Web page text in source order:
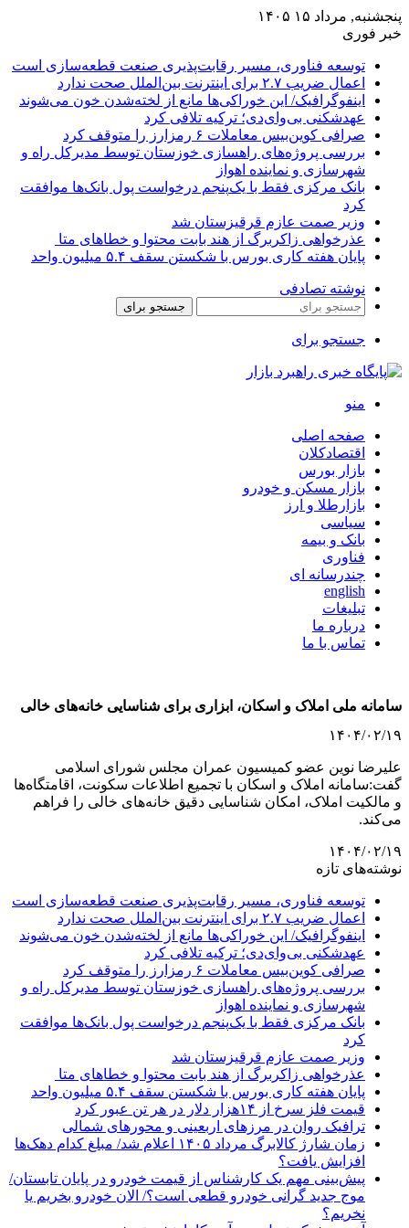
پنجشنبه, مرداد ۱۵ ۱۴۰۵
خبر فوری
توسعه فناوری، مسیر رقابت‌پذیری صنعت قطعه‌سازی است
اعمال ضریب ۲.۷ برای اینترنت بین‌الملل صحت ندارد
اینفوگرافیک/ این خوراکی‌ها مانع از لخته‌شدن خون می‌شوند
عهدشکنی بی‌وای‌دی؛ ترکیه تلافی کرد
صرافی کوین‌بیس معاملات ۶ رمزارز را متوقف کرد
بررسی پروژه‌های راهسازی خوزستان توسط مدیرکل راه و
شهرسازی و نماینده اهواز
بانک مرکزی فقط با یک‌‎پنجم درخواست پول بانک‌ها موافقت
کرد
وزیر صمت عازم قرقیزستان شد
عذرخواهی زاکربرگ از هند بابت محتوا و خطاهای متا
پایان هفته کاری بورس با شکستن سقف ۵.۴ میلیون واحد
نوشته تصادفی
جستجو برای
جستجو برای
منو
صفحه اصلی
اقتصادکلان
بازار بورس
بازار مسکن و خودرو
بازارطلا و ارز
سیاسی
بانک و بیمه
فناوری
چندرسانه ای
english
تبلیغات
درباره ما
تماس با ما
سامانه ملی املاک و اسکان، ابزاری برای شناسایی خانه‌های خالی
۱۴۰۴/۰۲/۱۹
علیرضا نوین عضو کمیسیون عمران مجلس شورای اسلامی
گفت:سامانه املاک و اسکان با تجمیع اطلاعات سکونت، اقامتگاه‌ها
و مالکیت املاک، امکان شناسایی دقیق خانه‌های خالی را فراهم
می‌کند.
۱۴۰۴/۰۲/۱۹
نوشته‌های تازه
توسعه فناوری، مسیر رقابت‌پذیری صنعت قطعه‌سازی است
اعمال ضریب ۲.۷ برای اینترنت بین‌الملل صحت ندارد
اینفوگرافیک/ این خوراکی‌ها مانع از لخته‌شدن خون می‌شوند
عهدشکنی بی‌وای‌دی؛ ترکیه تلافی کرد
صرافی کوین‌بیس معاملات ۶ رمزارز را متوقف کرد
بررسی پروژه‌های راهسازی خوزستان توسط مدیرکل راه و
شهرسازی و نماینده اهواز
بانک مرکزی فقط با یک‌‎پنجم درخواست پول بانک‌ها موافقت
کرد
وزیر صمت عازم قرقیزستان شد
عذرخواهی زاکربرگ از هند بابت محتوا و خطاهای متا
پایان هفته کاری بورس با شکستن سقف ۵.۴ میلیون واحد
قیمت فلز سرخ از ۱۴هزار دلار در هر تن عبور کرد
ترافیک روان در مرزهای اربعینی و محورهای شمالی
زمان شارژ کالابرگ مرداد ۱۴۰۵ اعلام شد/ مبلغ کدام دهک‌ها
افزایش یافت؟
پیش‌بینی مهم یک کارشناس از قیمت خودرو در پایان تابستان/
موج جدید گرانی خودرو قطعی است؟/ الان خودرو بخریم یا
نخریم؟